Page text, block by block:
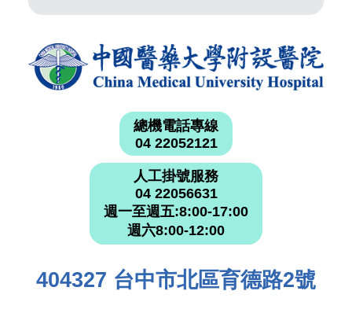
總機電話專線
04 22052121
人工掛號服務
04 22056631
週一至週五:8:00-17:00
週六8:00-12:00
404327 台中市北區育德路2號